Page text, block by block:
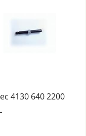
4130 640 2200